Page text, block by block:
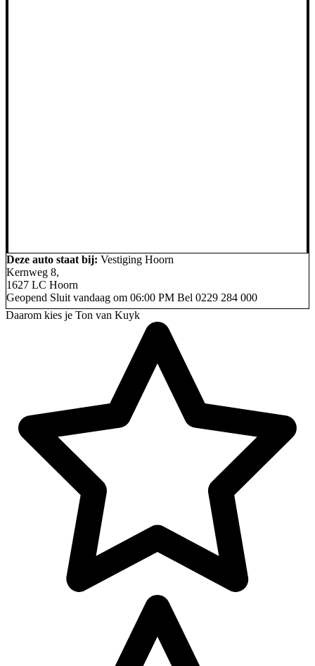
Deze auto staat bij: Vestiging Hoorn
Kernweg 8,
1627 LC Hoorn
Geopend Sluit vandaag om 06:00 PM Bel 0229 284 000
Daarom kies je Ton van Kuyk